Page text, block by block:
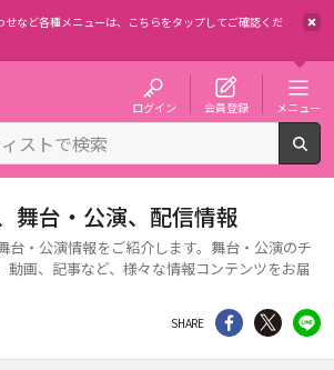
など各種メニューは、
こちらをタップしてご確認くだ
ログイン 会員登録 メニュー
舞台・公演、配信情報
台・公演情報をご紹介します。舞台・公演のチ
動画、記事など、様々な情報コンテンツをお届
SHARE シェア Twitter